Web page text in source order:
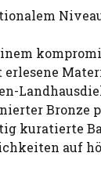
erlesene
Bronze
kuratierte
auf